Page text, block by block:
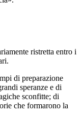
ristretta entro i
di preparazione
speranze e di
sconfitte; di
che formarono la